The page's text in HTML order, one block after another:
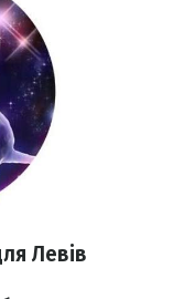
Левів